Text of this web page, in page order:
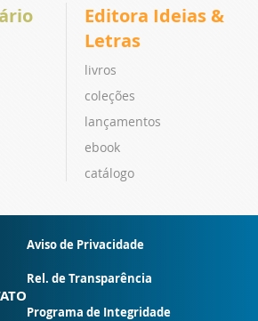
Editora Ideias &
Letras
livros
coleções
lançamentos
ebook
catálogo
Aviso de Privacidade
Rel. de Transparência
Programa de Integridade